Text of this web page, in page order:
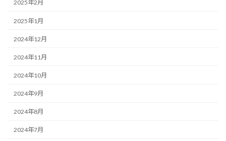
2025年2月
2025年1月
2024年12月
2024年11月
2024年10月
2024年9月
2024年8月
2024年7月